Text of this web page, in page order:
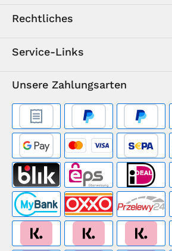
Rechtliches
Service-Links
Unsere Zahlungsarten